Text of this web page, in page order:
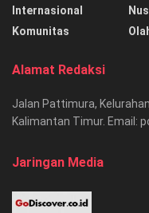
Internasional
Komunitas
Alamat Redaksi
Jalan Pattimura,
Kalimantan Timur. Email:
Jaringan Media